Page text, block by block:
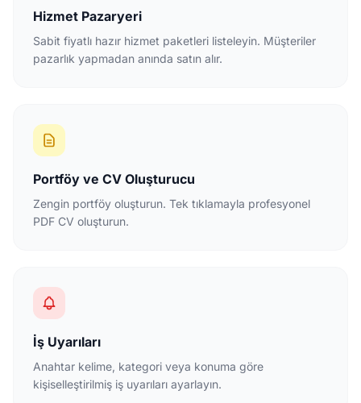
Hizmet Pazaryeri
Sabit fiyatlı hazır hizmet paketleri listeleyin. Müşteriler
pazarlık yapmadan anında satın alır.
Portföy ve CV Oluşturucu
Zengin portföy oluşturun. Tek tıklamayla profesyonel
PDF CV oluşturun.
İş Uyarıları
Anahtar kelime, kategori veya konuma göre
kişiselleştirilmiş iş uyarıları ayarlayın.